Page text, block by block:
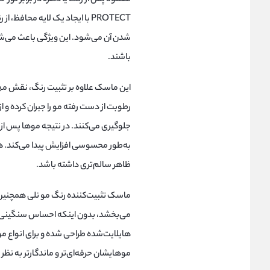
شدن آن می‌شود. این ویژگی باعث
باشند.
این ماسک علاوه بر تثبیت رنگ، نقش
رطوبت از دست رفته مو را جبران
جلوگیری می‌کنند. در نتیجه موها پس
به‌طور محسوسی افزایش پیدا
ظاهر سالم‌تری داشته باشد.
ماسک تثبیت‌کننده رنگ مو نلی
می‌بخشد، بدون اینکه احساس
هایلایت‌شده طراحی شده و برای
موهایشان حرفه‌ای‌تر و ماندگارتر به